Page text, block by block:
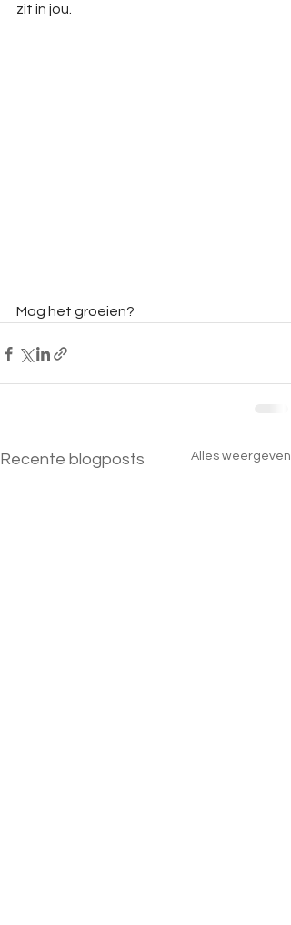
zit in jou.
Mag het groeien?
Recente blogposts Alles weergeven